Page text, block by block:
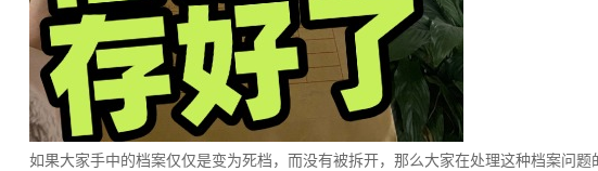
如果大家手中的档案仅仅是变为死档，而没有被拆开，那么大家在处理这种档案问